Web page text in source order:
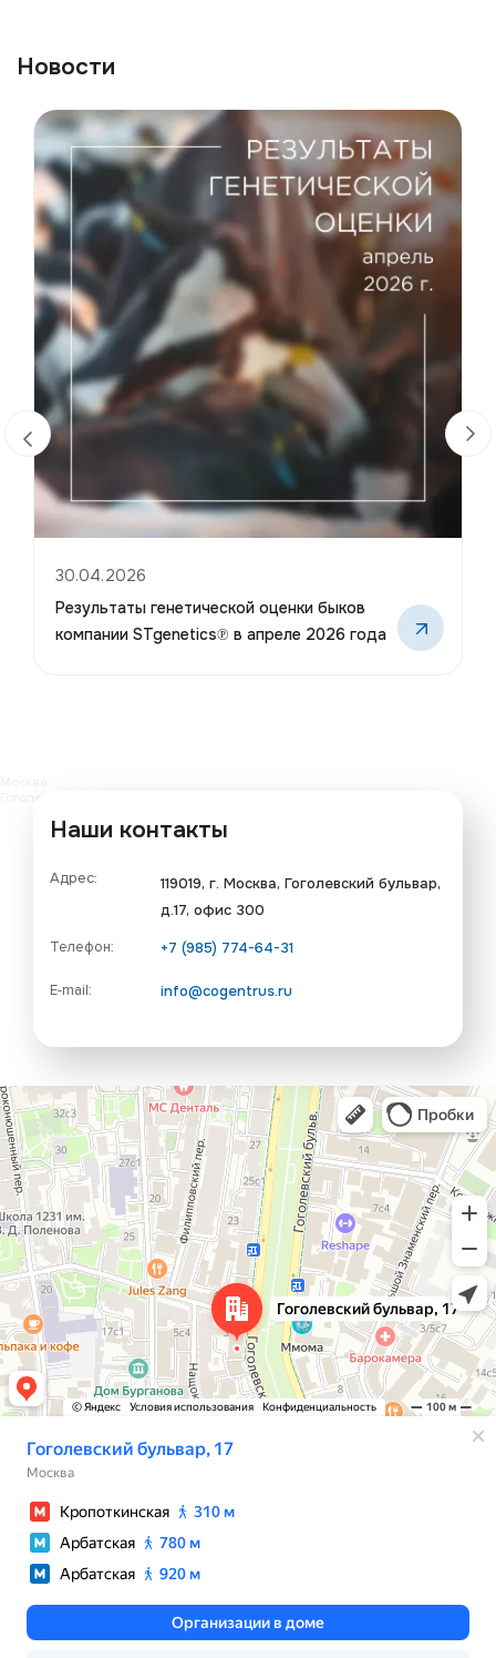
Новости
30.04.2026
Результаты генетической оценки быков
компании STgenetics℗ в апреле 2026 года
Наши контакты
Адрес:
119019, г. Москва, Гоголевский бульвар,
д.17, офис 300
Телефон: +7 (985) 774-64-31
E-mail: info@cogentrus.ru